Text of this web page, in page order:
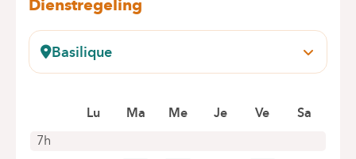
Dienstregeling
Basilique
rue Pangaert, 37-47
Boek online een afspraak
7h
Lu Ma Me Je Ve Sa